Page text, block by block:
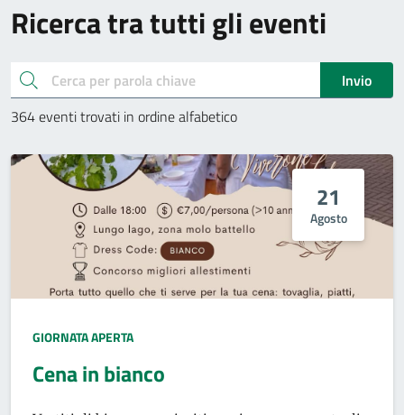
Ricerca tra tutti gli eventi
cerca
Invio
364 eventi trovati in ordine alfabetico
21
Agosto
TIPO EVENTO:
GIORNATA APERTA
Cena in bianco